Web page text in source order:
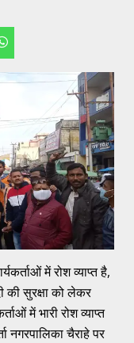
में रोश व्याप्त है,
की सुरक्षा को लेकर
में भारी रोश व्याप्त
नगरपालिका चैराहे पर